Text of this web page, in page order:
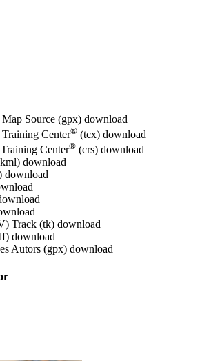
Source (gpx) download
Center® (tcx) download
Center® (crs) download
download
download
Track (tk) download
download
Autors (gpx) download